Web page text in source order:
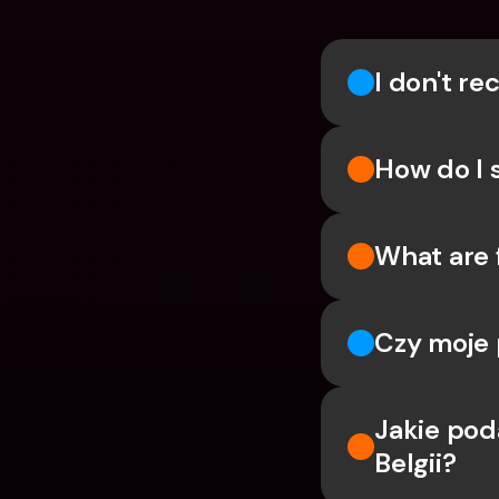
I don't
How do I
What are
Czy
Jakie
Belgii?